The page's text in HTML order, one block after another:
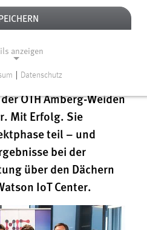
das Zentrum
(ZD.B.) den
Innovation
(MICC)“ aus. Beim
auch zwei
OTH Amberg-Weiden
Mit Erfolg. Sie
teil – und
bei der
über den Dächern
IoT Center.
anzeigen
grundlegende
einwandfreie Funktion der
Datenschutz